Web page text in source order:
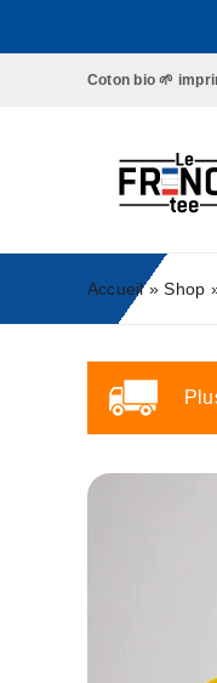
Coton bio 🌱
Accueil»Shop